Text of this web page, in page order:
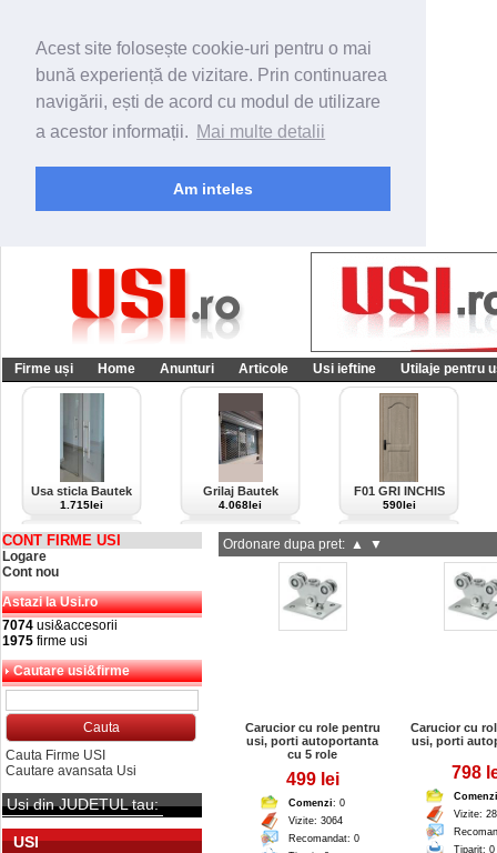
Acest site folosește cookie-uri pentru o mai
bună experiență de vizitare. Prin continuarea
navigării, ești de acord cu modul de utilizare
a acestor informații. Mai multe detalii
Am inteles
Firme uși Home Anunturi Articole Usi ieftine Utilaje pentru
Usa sticla Bautek
1.715lei
Grilaj Bautek
4.068lei
F01 GRI INCHIS
590lei
CONT FIRME USI
Logare
Cont nou
Astazi la Usi.ro
7074 usi&accesorii
1975 firme usi
Cautare usi&firme
Cauta Firme USI
Cautare avansata Usi
Usi din JUDETUL tau:
USI
Ordonare dupa pret: ▲ ▼
Carucior cu role pentru
usi, porti autoportanta
cu 5 role
499 lei
Comenzi: 0
Vizite: 3064
Recomandat: 0
Carucior cu
usi, porti
798
Comenzi
Vizite:
Tiparit: 0